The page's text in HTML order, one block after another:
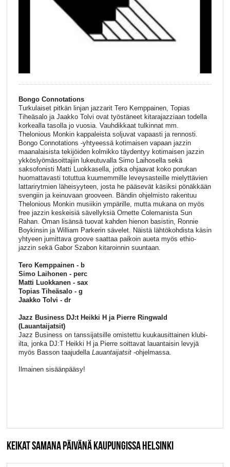
Bongo Connotations
Turkulaiset pitkän linjan jazzarit Tero Kemppainen, Topias
Tiheäsalo ja Jaakko Tolvi ovat työstäneet kitarajazziaan todella
korkealla tasolla jo vuosia. Vauhdikkaat tulkinnat mm.
Thelonious Monkin kappaleista soljuvat vapaasti ja rennosti.
Bongo Connotations -yhtyeessä kotimaisen vapaan jazzin
maanalaisista tekijöiden kolmikko täydentyy kotimaisen jazzin
ykköslyömäsoittajiin lukeutuvalla Simo Laihosella sekä
saksofonisti Matti Luokkasella, jotka ohjaavat koko porukan
huomattavasti totuttua kuumemmille leveysasteille mielyttävien
lattarirytmien läheisyyteen, josta he pääsevät käsiksi pönäkkään
svengiin ja keinuvaan grooveen. Bändin ohjelmisto rakentuu
Thelonious Monkin musiikin ympärille, mutta mukana on myös
free jazzin keskeisiä sävellyksiä Ornette Colemanista Sun
Rahan. Oman lisänsä tuovat kahden hienon basistin, Ronnie
Boykinsin ja William Parkerin sävelet. Näistä lähtökohdista käsin
yhtyeen jumittava groove saattaa paikoin aueta myös ethio-
jazzin sekä Gabor Szabon kitaroinnin suuntaan.
Tero Kemppainen - b
Simo Laihonen - perc
Matti Luokkanen - sax
Topias Tiheäsalo - g
Jaakko Tolvi - dr
Jazz Business DJ:t Heikki H ja Pierre Ringwald
(Lauantaijatsit)
Jazz Business on tanssijatsille omistettu kuukausittainen klubi-
ilta, jonka DJ:T Heikki H ja Pierre soittavat lauantaisin levyjä
myös Basson taajudella Lauantaijatsit-ohjelmassa.
Ilmainen sisäänpääsy!
KEIKAT SAMANA PÄIVÄNÄ KAUPUNGISSA HELSINKI